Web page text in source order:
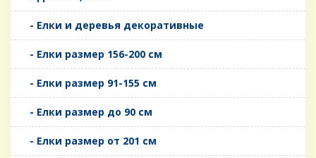
- Елки и деревья декоративные
- Елки размер 156-200 см
- Елки размер 91-155 см
- Елки размер до 90 см
- Елки размер от 201 см